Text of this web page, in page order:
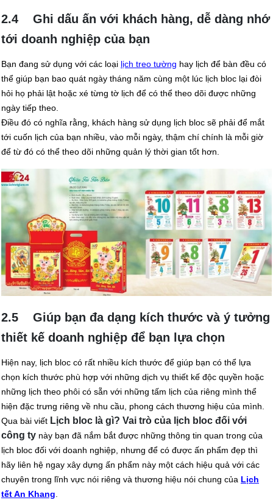
2.4 Ghi dấu ấn với khách hàng, dễ dàng nhớ
tới doanh nghiệp của bạn
Bạn đang sử dụng với các loại lịch treo tường hay lịch để bàn đều có
thể giúp bạn bao quát ngày tháng năm cùng một lúc lịch bloc lại đòi
hỏi họ phải lật hoặc xé từng tờ lịch để có thể theo dõi được những
ngày tiếp theo.
Điều đó có nghĩa rằng, khách hàng sử dụng lịch bloc sẽ phải để mắt
tới cuốn lịch của bạn nhiều, vào mỗi ngày, thậm chí chính là mỗi giờ
để từ đó có thể theo dõi những quản lý thời gian tốt hơn.
2.5 Giúp bạn đa dạng kích thước và ý tưởng
thiết kế doanh nghiệp để bạn lựa chọn
Hiện nay, lịch bloc có rất nhiều kích thước để giúp bạn có thể lựa
chọn kích thước phù hợp với những dịch vụ thiết kế độc quyền hoặc
những lịch theo phôi có sẵn với những tấm lịch của riêng mình thể
hiện đặc trưng riêng về nhu cầu, phong cách thương hiệu của mình.
Qua bài viết Lịch bloc là gì? Vai trò của lịch bloc đối với
công ty này bạn đã nắm bắt được những thông tin quan trong của
lịch bloc đối với doanh nghiệp, nhưng để có được ấn phẩm đẹp thì
hãy liên hệ ngay xây dựng ấn phẩm này một cách hiệu quả với các
chuyên trong lĩnh vực nói riêng và thương hiệu nói chung của Lịch
tết An Khang